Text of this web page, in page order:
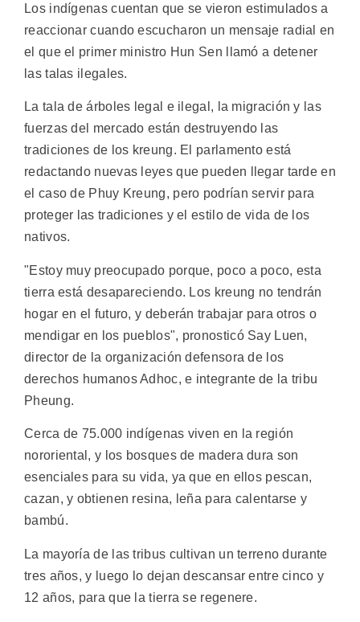
Los indígenas cuentan que se vieron estimulados a
reaccionar cuando escucharon un mensaje radial en
el que el primer ministro Hun Sen llamó a detener
las talas ilegales.
La tala de árboles legal e ilegal, la migración y las
fuerzas del mercado están destruyendo las
tradiciones de los kreung. El parlamento está
redactando nuevas leyes que pueden llegar tarde en
el caso de Phuy Kreung, pero podrían servir para
proteger las tradiciones y el estilo de vida de los
nativos.
"Estoy muy preocupado porque, poco a poco, esta
tierra está desapareciendo. Los kreung no tendrán
hogar en el futuro, y deberán trabajar para otros o
mendigar en los pueblos", pronosticó Say Luen,
director de la organización defensora de los
derechos humanos Adhoc, e integrante de la tribu
Pheung.
Cerca de 75.000 indígenas viven en la región
nororiental, y los bosques de madera dura son
esenciales para su vida, ya que en ellos pescan,
cazan, y obtienen resina, leña para calentarse y
bambú.
La mayoría de las tribus cultivan un terreno durante
tres años, y luego lo dejan descansar entre cinco y
12 años, para que la tierra se regenere.